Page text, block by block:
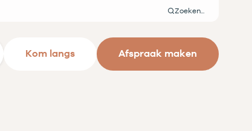
Zoeken
Kom langs Afspraak maken